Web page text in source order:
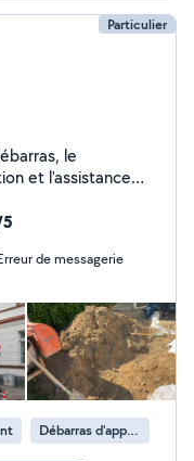
Particulier
le
et l'assistance
vos espaces,
eu de prestation avec cette personne Erreur de messagerie
Débarras d'appartement